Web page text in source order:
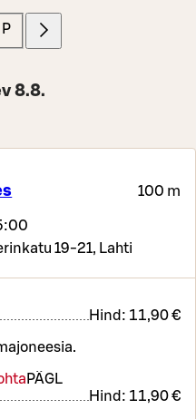
P
8.8.
100 m
19-21, Lahti
Hind: 11,90 €
PÄGL
Hind: 11,90 €